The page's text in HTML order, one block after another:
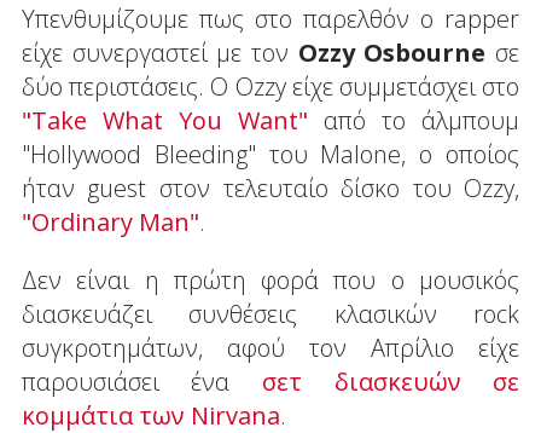
Υπενθυμίζουμε πως στο παρελθόν ο rapper
είχε συνεργαστεί με τον Ozzy Osbourne σε
δύο περιστάσεις. Ο Ozzy είχε συμμετάσχει στο
"Take What You Want" από το άλμπουμ
"Hollywood Bleeding" του Malone, o oποίος
ήταν guest στον τελευταίο δίσκο του Οzzy,
"Ordinary Man".
Δεν είναι η πρώτη φορά που ο μουσικός
διασκευάζει συνθέσεις κλασικών rock
συγκροτημάτων, αφού τον Απρίλιο είχε
παρουσιάσει ένα σετ διασκευών σε
κομμάτια των Nirvana.